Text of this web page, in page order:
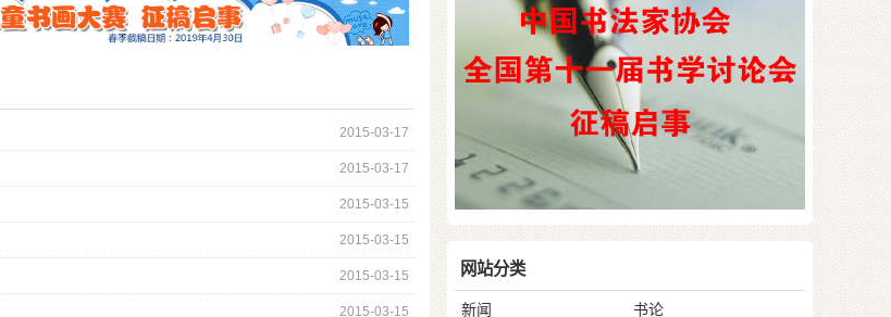
2015-03-17
2015-03-17
2015-03-15
2015-03-15
2015-03-15
2015-03-15
网站分类
新闻 书论